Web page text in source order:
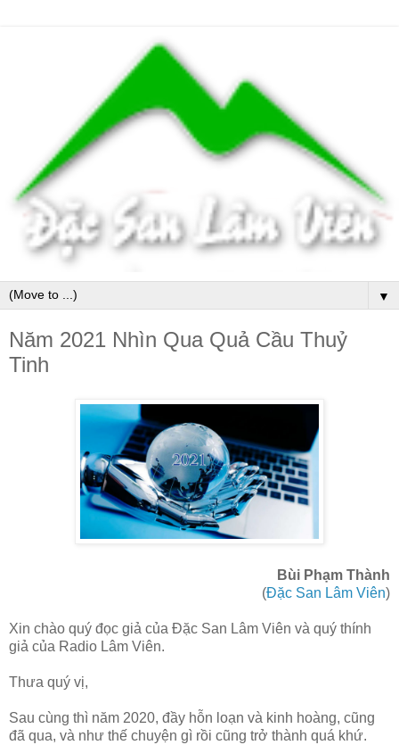
▼
Năm 2021 Nhìn Qua Quả Cầu Thuỷ
Tinh
Bùi Phạm Thành
(Đặc San Lâm Viên)
Xin chào quý đọc giả của Đặc San Lâm Viên và quý thính
giả của Radio Lâm Viên.
Thưa quý vị,
Sau cùng thì năm 2020, đầy hỗn loạn và kinh hoàng, cũng
đã qua, và như thế chuyện gì rồi cũng trở thành quá khứ.